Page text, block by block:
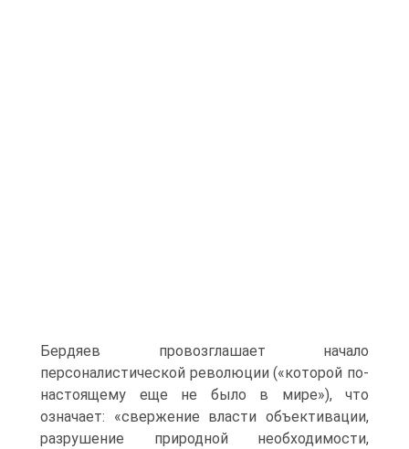
Бердяев провозглашает начало
персоналистической революции («которой по-
настоящему еще не было в мире»), что
означает: «свержение власти объективации,
разрушение природной необходимости,